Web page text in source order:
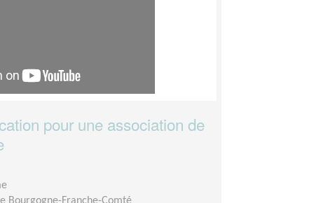
pour une association de
Bourgogne-Franche-Comté